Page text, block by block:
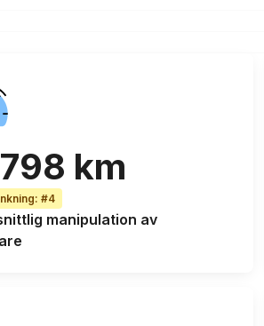
km
: #4
manipulation av